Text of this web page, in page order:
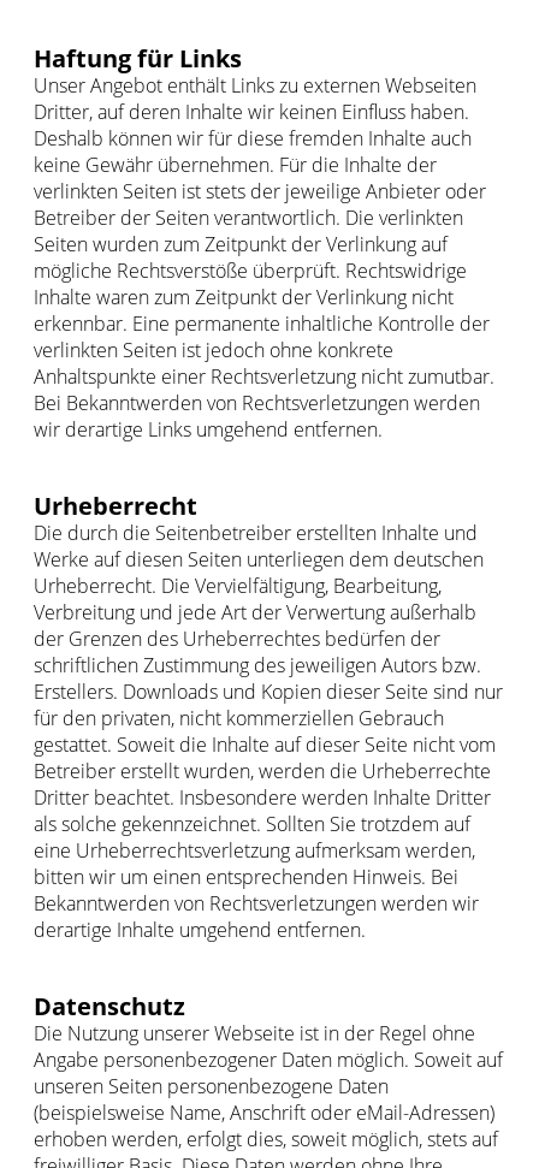
Haftung für Links
Unser Angebot enthält Links zu externen Webseiten
Dritter, auf deren Inhalte wir keinen Einfluss haben.
Deshalb können wir für diese fremden Inhalte auch
keine Gewähr übernehmen. Für die Inhalte der
verlinkten Seiten ist stets der jeweilige Anbieter oder
Betreiber der Seiten verantwortlich. Die verlinkten
Seiten wurden zum Zeitpunkt der Verlinkung auf
mögliche Rechtsverstöße überprüft. Rechtswidrige
Inhalte waren zum Zeitpunkt der Verlinkung nicht
erkennbar. Eine permanente inhaltliche Kontrolle der
verlinkten Seiten ist jedoch ohne konkrete
Anhaltspunkte einer Rechtsverletzung nicht zumutbar.
Bei Bekanntwerden von Rechtsverletzungen werden
wir derartige Links umgehend entfernen.
Urheberrecht
Die durch die Seitenbetreiber erstellten Inhalte und
Werke auf diesen Seiten unterliegen dem deutschen
Urheberrecht. Die Vervielfältigung, Bearbeitung,
Verbreitung und jede Art der Verwertung außerhalb
der Grenzen des Urheberrechtes bedürfen der
schriftlichen Zustimmung des jeweiligen Autors bzw.
Erstellers. Downloads und Kopien dieser Seite sind nur
für den privaten, nicht kommerziellen Gebrauch
gestattet. Soweit die Inhalte auf dieser Seite nicht vom
Betreiber erstellt wurden, werden die Urheberrechte
Dritter beachtet. Insbesondere werden Inhalte Dritter
als solche gekennzeichnet. Sollten Sie trotzdem auf
eine Urheberrechtsverletzung aufmerksam werden,
bitten wir um einen entsprechenden Hinweis. Bei
Bekanntwerden von Rechtsverletzungen werden wir
derartige Inhalte umgehend entfernen.
Datenschutz
Die Nutzung unserer Webseite ist in der Regel ohne
Angabe personenbezogener Daten möglich. Soweit auf
unseren Seiten personenbezogene Daten
(beispielsweise Name, Anschrift oder eMail-Adressen)
erhoben werden, erfolgt dies, soweit möglich, stets auf